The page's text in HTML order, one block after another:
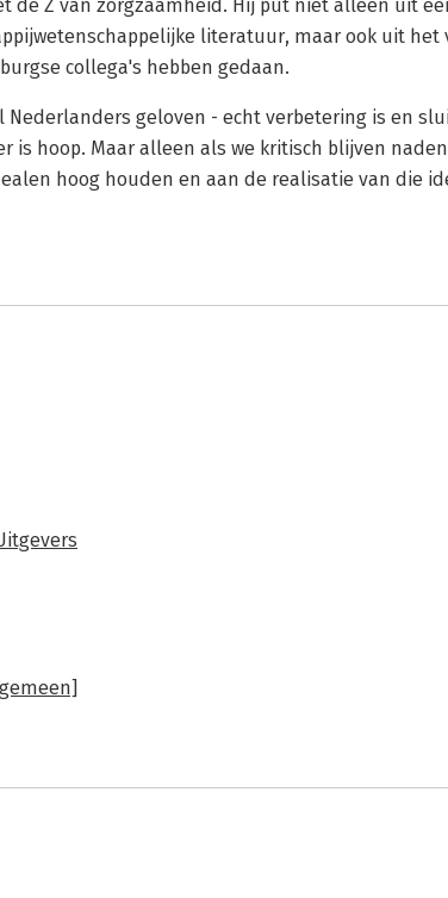
de Z van zorgzaamheid. Hij put niet alleen uit
literatuur, maar ook uit het
collega's hebben gedaan.
geloven - echt verbetering is en
is hoop. Maar alleen als we kritisch blijven
hoog houden en aan de realisatie van die